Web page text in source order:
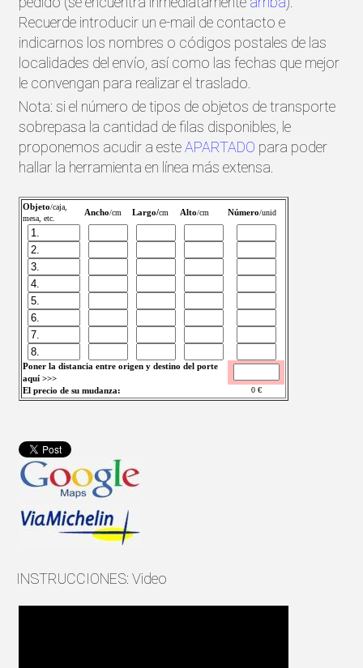
Recuerde introducir un e-mail de contacto e
indicarnos los nombres o códigos postales de las
localidades del envío, así como las fechas que mejor
le convengan para realizar el traslado.
Nota: si el número de tipos de objetos de transporte
sobrepasa la cantidad de filas disponibles, le
proponemos acudir a esteAPARTADO para poder
hallar la herramienta en línea más extensa.
Objeto/caja,
mesa, etc.
Ancho/cm Largo/cm Alto/cm Número/unid
Poner la distancia entre origen y destino del porte
aquí >>>
El precio de su mudanza:
0€
INSTRUCCIONES: Video